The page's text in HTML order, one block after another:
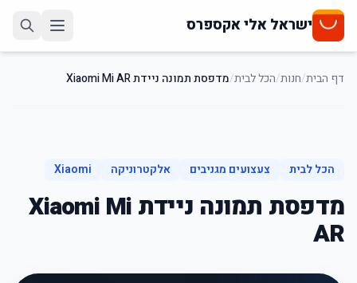
ישראל אלי אקספרס
דף הבית/חנות/הכל לבית/מדפסת תמונה ניידת Xiaomi Mi AR
הכל לבית
צעצועים מגניבים אלקטרוניקה Xiaomi
מדפסת תמונה ניידת Xiaomi Mi
AR